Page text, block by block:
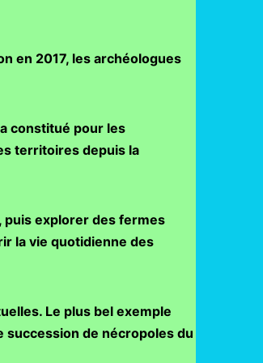
en 2017, les archéologues
constitué pour les
territoires depuis la
explorer des fermes
la vie quotidienne des
Le plus bel exemple
succession de nécropoles du